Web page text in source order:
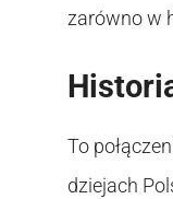
zarówno w
To
dziejach